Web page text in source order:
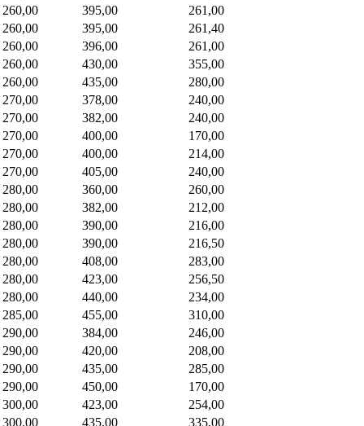
260,00
395,00
261,00
260,00
395,00
261,40
260,00
396,00
261,00
260,00
430,00
355,00
260,00
435,00
280,00
270,00
378,00
240,00
270,00
382,00
240,00
270,00
400,00
170,00
270,00
400,00
214,00
270,00
405,00
240,00
280,00
360,00
260,00
280,00
382,00
212,00
280,00
390,00
216,00
280,00
390,00
216,50
280,00
408,00
283,00
280,00
423,00
256,50
280,00
440,00
234,00
285,00
455,00
310,00
290,00
384,00
246,00
290,00
420,00
208,00
290,00
435,00
285,00
290,00
450,00
170,00
300,00
423,00
254,00
300,00
435,00
335,00